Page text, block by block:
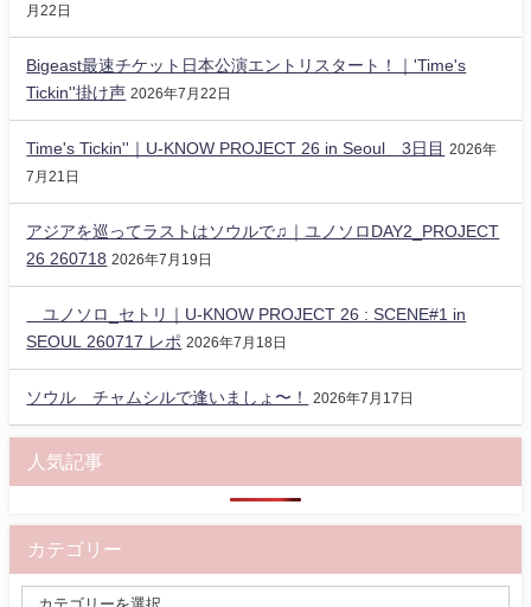
月22日
Bigeast最速チケット日本公演エントリスタート！｜'Time's
Tickin''掛け声 2026年7月22日
Time's Tickin''｜U-KNOW PROJECT 26 in Seoul 3日目
2026年
7月21日
アジアを巡ってラストはソウルで♫｜ユノソロDAY2_PROJECT
26 260718 2026年7月19日
ユノソロ_セトリ｜U-KNOW PROJECT 26 : SCENE#1 in
SEOUL 260717 レポ 2026年7月18日
ソウル チャムシルで逢いましょ〜！ 2026年7月17日
人気記事
カテゴリー